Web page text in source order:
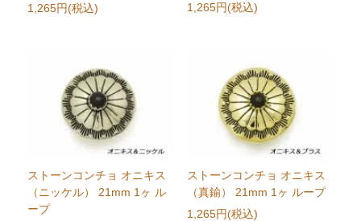
1,265円(税込)
1,265円(税込)
ストーンコンチョ オニキス
（ニッケル） 21mm 1ヶ ル
ープ
ストーンコンチョ オニキス
（真鍮） 21mm 1ヶ ループ
1,265円(税込)